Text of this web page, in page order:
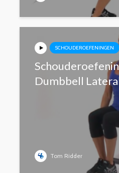
SCHOUDEROEFENINGEN
Dumbbell
Tom Ridder